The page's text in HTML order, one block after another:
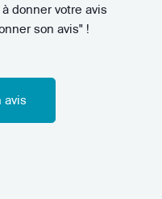
donner votre avis
son avis" !
avis